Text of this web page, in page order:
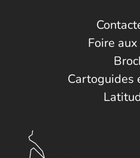
Foire
Cartoguides